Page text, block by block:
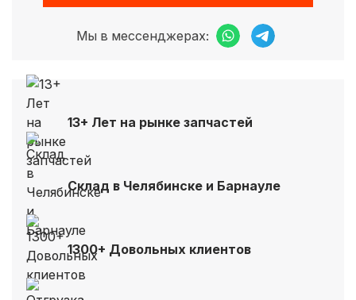
Мы в мессенджерах:
13+ Лет на рынке запчастей
Склад в Челябинске и Барнауле
1300+ Довольных клиентов